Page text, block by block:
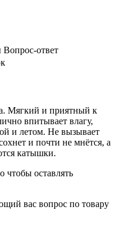
Вопрос-ответ
Мягкий и приятный к
впитывает влагу,
и летом. Не вызывает
и почти не мнётся, а
катышки.
чтобы оставлять
вас вопрос по товару